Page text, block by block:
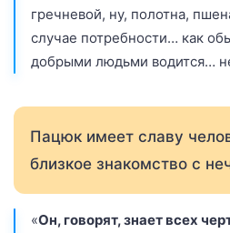
гречневой, ну, полотна,
случае потребности… как
добрыми людьми водится…
Пацюк имеет славу
близкое знакомство с
«Он, говорят, знает всех